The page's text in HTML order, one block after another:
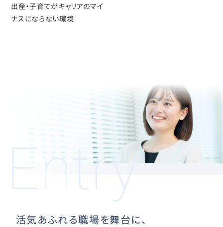
出産・子育てがキャリアのマイ
ナスにならない環境
活気あふれる職場を舞台に、